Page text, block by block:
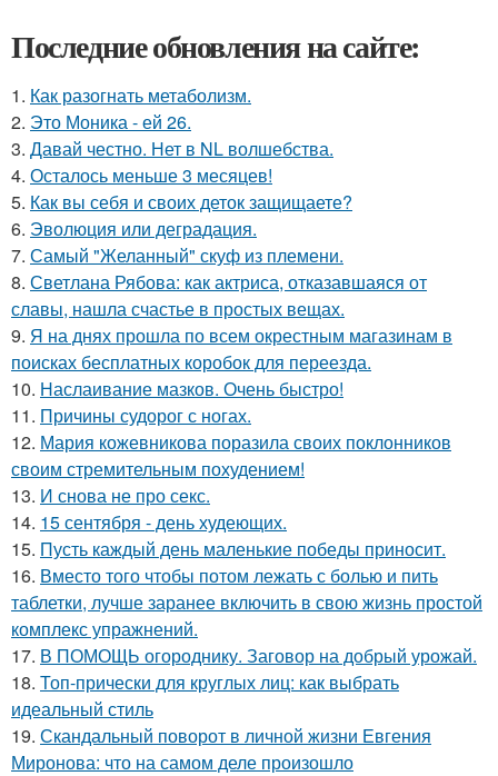
Последние обновления на сайте:
1. Как разогнать метаболизм.
2. Это Моника - ей 26.
3. Давай честно. Нет в NL волшебства.
4. Осталось меньше 3 месяцев!
5. Как вы себя и своих деток защищаете?
6. Эволюция или деградация.
7. Самый "Желанный" скуф из племени.
8. Светлана Рябова: как актриса, отказавшаяся от
славы, нашла счастье в простых вещах.
9. Я на днях прошла по всем окрестным магазинам в
поисках бесплатных коробок для переезда.
10. Наслаивание мазков. Очень быстро!
11. Причины судорог с ногах.
12. Мария кожевникова поразила своих поклонников
своим стремительным похудением!
13. И снова не про секс.
14. 15 сентября - день худеющих.
15. Пусть каждый день маленькие победы приносит.
16. Вместо того чтобы потом лежать с болью и пить
таблетки, лучше заранее включить в свою жизнь простой
комплекс упражнений.
17. В ПОМОЩЬ огороднику. Заговор на добрый урожай.
18. Топ-прически для круглых лиц: как выбрать
идеальный стиль
19. Скандальный поворот в личной жизни Евгения
Миронова: что на самом деле произошло